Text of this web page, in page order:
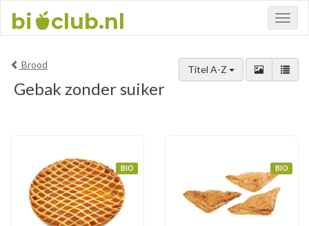
bi club.nl
Brood
Gebak zonder suiker
Titel A-Z
BIO BIO